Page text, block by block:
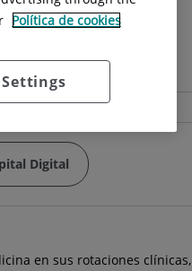
días del año
Digital
en sus rotaciones
Política de cookies
Settings